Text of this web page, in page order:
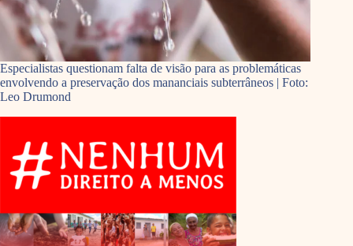
Especialistas questionam falta de visão para as problemáticas
envolvendo a preservação dos mananciais subterrâneos | Foto:
Leo Drumond